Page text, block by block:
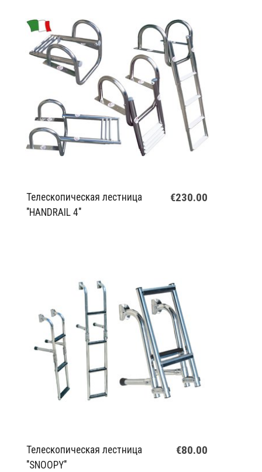
Телескопическая лестница
"HANDRAIL 4"
€230.00
Телескопическая лестница
"SNOOPY"
€80.00